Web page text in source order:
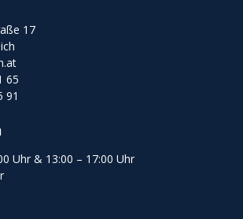
17
65
91
Uhr & 13:00 – 17:00 Uhr